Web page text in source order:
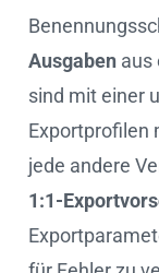
Ausgaben aus
sind mit einer
Exportprofilen
jede andere
1:1-